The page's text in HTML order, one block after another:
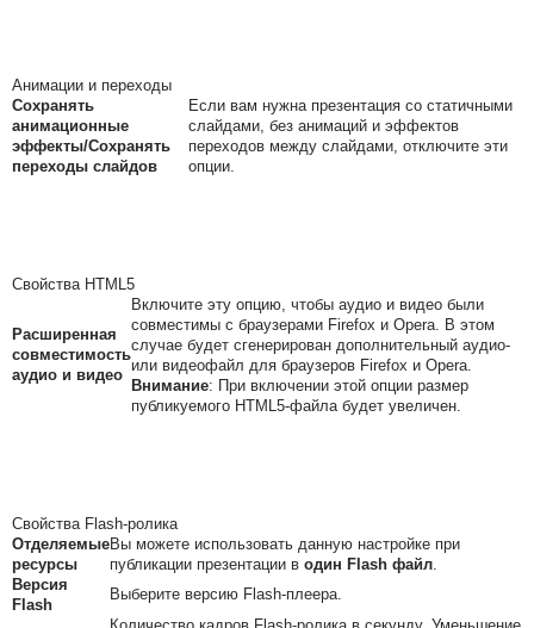
Анимации и переходы
Сохранять
анимационные
эффекты/Сохранять
переходы слайдов
Если вам нужна презентация со статичными
слайдами, без анимаций и эффектов
переходов между слайдами, отключите эти
опции.
Свойства HTML5
Расширенная
совместимость
аудио и видео
Включите эту опцию, чтобы аудио и видео были
совместимы с браузерами Firefox и Opera. В этом
случае будет сгенерирован дополнительный аудио-
или видеофайл для браузеров Firefox и Opera.
Внимание: При включении этой опции размер
публикуемого HTML5-файла будет увеличен.
Свойства Flash-ролика
Отделяемые
ресурсы
Вы можете использовать данную настройке при
публикации презентации в один Flash файл.
Версия
Flash
Выберите версию Flash-плеера.